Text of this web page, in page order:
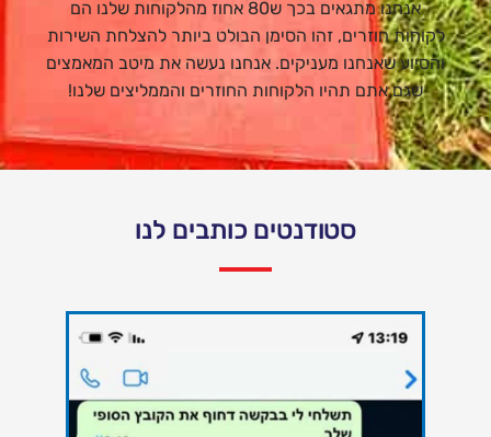
אנחנו מתגאים בכך ש80 אחוז מהלקוחות שלנו הם
לקוחות חוזרים, זהו הסימן הבולט ביותר להצלחת השירות
והסיוע שאנחנו מעניקים. אנחנו נעשה את מיטב המאמצים
שגם אתם תהיו הלקוחות החוזרים והממליצים שלנו!
סטודנטים כותבים לנו